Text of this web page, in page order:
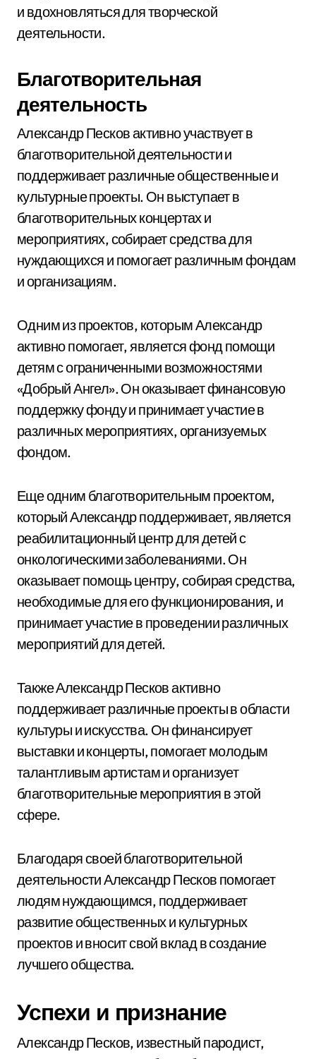
и вдохновляться для творческой
деятельности.
Благотворительная
деятельность
Александр Песков активно участвует в
благотворительной деятельности и
поддерживает различные общественные и
культурные проекты. Он выступает в
благотворительных концертах и
мероприятиях, собирает средства для
нуждающихся и помогает различным фондам
и организациям.
Одним из проектов, которым Александр
активно помогает, является фонд помощи
детям с ограниченными возможностями
«Добрый Ангел». Он оказывает финансовую
поддержку фонду и принимает участие в
различных мероприятиях, организуемых
фондом.
Еще одним благотворительным проектом,
который Александр поддерживает, является
реабилитационный центр для детей с
онкологическими заболеваниями. Он
оказывает помощь центру, собирая средства,
необходимые для его функционирования, и
принимает участие в проведении различных
мероприятий для детей.
Также Александр Песков активно
поддерживает различные проекты в области
культуры и искусства. Он финансирует
выставки и концерты, помогает молодым
талантливым артистам и организует
благотворительные мероприятия в этой
сфере.
Благодаря своей благотворительной
деятельности Александр Песков помогает
людям нуждающимся, поддерживает
развитие общественных и культурных
проектов и вносит свой вклад в создание
лучшего общества.
Успехи и признание
Александр Песков, известный пародист,